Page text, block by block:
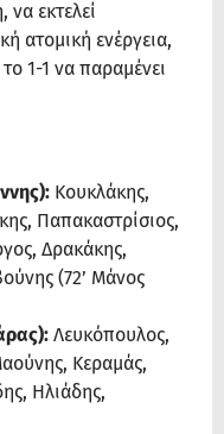
εκτελεί
ατομική ενέργεια,
1-1 να παραμένει
Κουκλάκης,
Παπακαστρίσιος,
Δρακάκης,
(72’ Μάνος
Λευκόπουλος,
Κεραμάς,
Ηλιάδης,